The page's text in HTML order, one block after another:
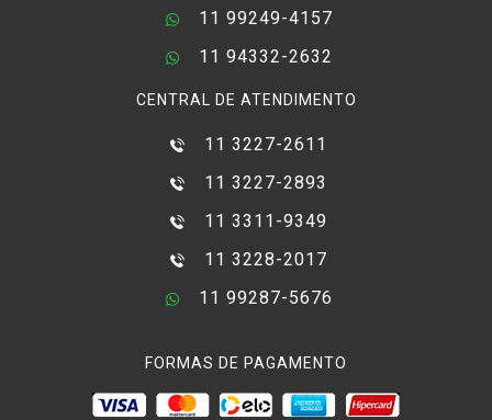
11 99249-4157
11 94332-2632
CENTRAL DE ATENDIMENTO
11 3227-2611
11 3227-2893
11 3311-9349
11 3228-2017
11 99287-5676
FORMAS DE PAGAMENTO